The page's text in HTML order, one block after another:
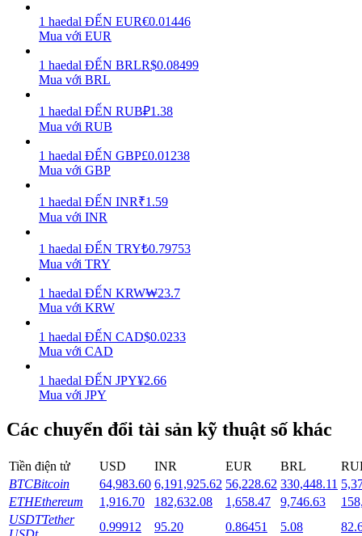
Power Piggy
Làm cho tài sản của bạn tăng giá trị đều đặn
Staking
Launchpool
Đặt cọc linh hoạt để kiếm được các token phổ biến.
1 haedal ĐẾN EUR€0.01446
Mua với EUR
1 haedal ĐẾN BRLR$0.08499
Mua với BRL
1 haedal ĐẾN RUB₽1.38
Mua với RUB
1 haedal ĐẾN GBP£0.01238
Mua với GBP
1 haedal ĐẾN INR₹1.59
Mua với INR
1 haedal ĐẾN TRY₺0.79753
Mua với TRY
1 haedal ĐẾN KRW₩23.7
Mua với KRW
1 haedal ĐẾN CAD$0.0233
Mua với CAD
1 haedal ĐẾN JPY¥2.66
Mua với JPY
Các chuyển đổi tài sản kỹ thuật số khác
Tiền điện tử USD INR EUR BRL
BTCBitcoin 64,983.60 6,191,925.62 56,228.62 330,448.11
ETHEthereum 1,916.70 182,632.08 1,658.47 9,746.63
USDTTether
0.99912 95.20 0.86451 5.08